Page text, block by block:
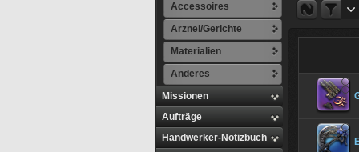
Accessoires
Arznei/Gerichte
Materialien
Anderes
Missionen
Aufträge
Handwerker-Notizbuch